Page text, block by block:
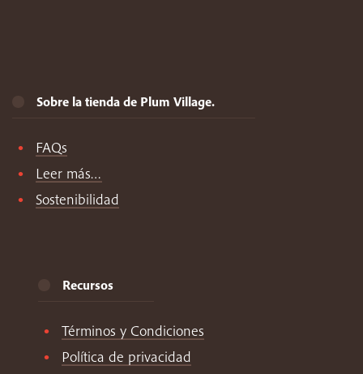
Sobre la tienda de Plum Village.
FAQs
Leer más…
Sostenibilidad
Recursos
Términos y Condiciones
Política de privacidad